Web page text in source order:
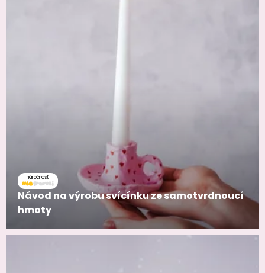
náročnosť
Návod na výrobu svícínku ze samotvrdnoucí
hmoty